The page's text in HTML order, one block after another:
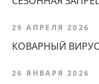
29 АПРЕЛЯ 2026
КОВАРНЫЙ
26 ЯНВАРЯ 2026